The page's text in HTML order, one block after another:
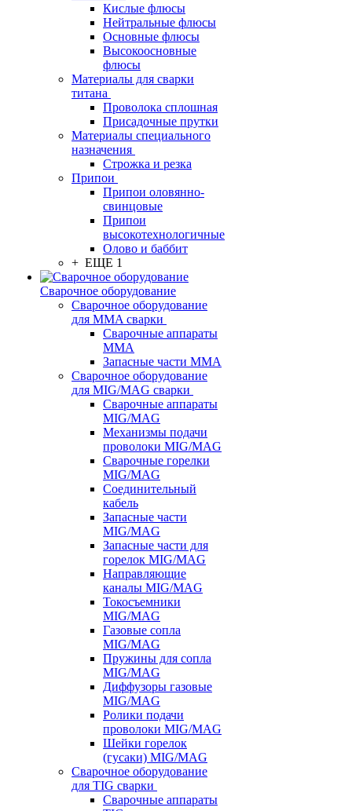
Кислые флюсы
Нейтральные флюсы
Основные флюсы
Высокоосновные
флюсы
Материалы для сварки
титана
Проволока сплошная
Присадочные прутки
Материалы специального
назначения
Строжка и резка
Припои
Припои оловянно-
свинцовые
Припои
высокотехнологичные
Олово и баббит
+ ЕЩЕ 1
Сварочное оборудование
Сварочное оборудование
для MMA сварки
Сварочные аппараты
MMA
Запасные части MMA
Сварочное оборудование
для MIG/MAG сварки
Сварочные аппараты
MIG/MAG
Механизмы подачи
проволоки MIG/MAG
Сварочные горелки
MIG/MAG
Соединительный
кабель
Запасные части
MIG/MAG
Запасные части для
горелок MIG/MAG
Направляющие
каналы MIG/MAG
Токосъемники
MIG/MAG
Газовые сопла
MIG/MAG
Пружины для сопла
MIG/MAG
Диффузоры газовые
MIG/MAG
Ролики подачи
проволоки MIG/MAG
Шейки горелок
(гусаки) MIG/MAG
Сварочное оборудование
для TIG сварки
Сварочные аппараты